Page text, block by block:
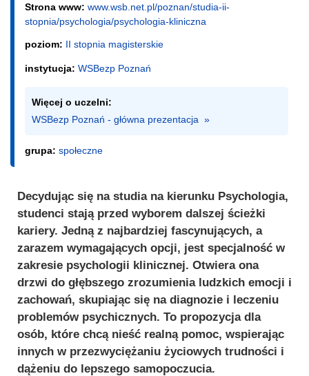
Strona www: www.wsb.net.pl/poznan/studia-ii-
stopnia/psychologia/psychologia-kliniczna
poziom: II stopnia magisterskie
instytucja: WSBezp Poznań
Więcej o uczelni:
WSBezp Poznań - główna prezentacja  »
grupa: społeczne
Decydując się na studia na kierunku Psychologia,
studenci stają przed wyborem dalszej ścieżki
kariery. Jedną z najbardziej fascynujących, a
zarazem wymagających opcji, jest specjalność w
zakresie psychologii klinicznej. Otwiera ona
drzwi do głębszego zrozumienia ludzkich emocji i
zachowań, skupiając się na diagnozie i leczeniu
problemów psychicznych. To propozycja dla
osób, które chcą nieść realną pomoc, wspierając
innych w przezwyciężaniu życiowych trudności i
dążeniu do lepszego samopoczucia.